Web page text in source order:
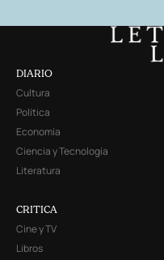
DIARIO
Cultura
Política
Economía
Ciencia y Tecnología
Literatura
CRITICA
Cine y TV
Libros